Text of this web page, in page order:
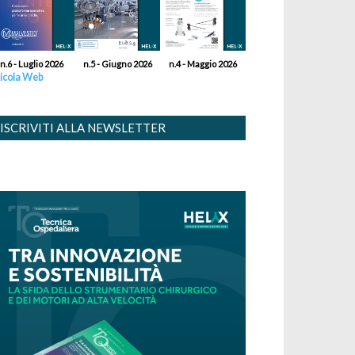
n.6 - Luglio 2026 n.5 - Giugno 2026 n.4 - Maggio 2026
Web
ISCRIVITI ALLA NEWSLETTER